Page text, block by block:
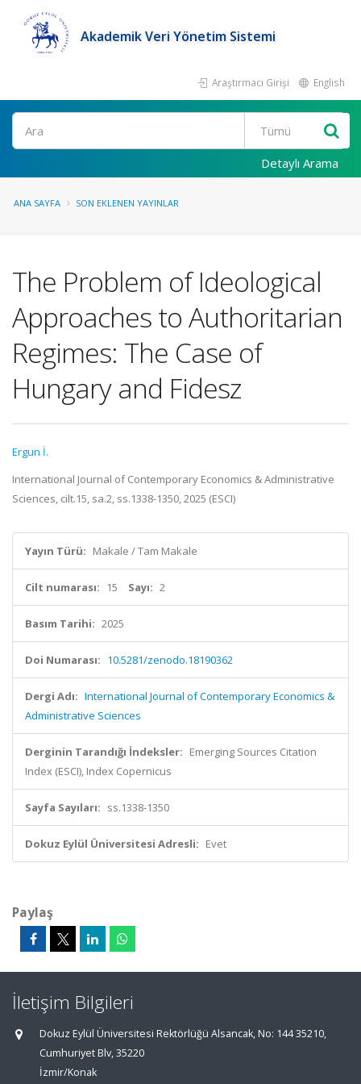
Akademik Veri Yönetim Sistemi
Araştırmacı Girişi English
Ara
Detaylı Arama
ANA SAYFA SON EKLENEN YAYINLAR
The Problem of Ideological
Approaches to Authoritarian
Regimes: The Case of
Hungary and Fidesz
Ergun İ.
International Journal of Contemporary Economics & Administrative
Sciences, cilt.15, sa.2, ss.1338-1350, 2025 (ESCI)
Yayın Türü: Makale / Tam Makale
Cilt numarası: 15 Sayı: 2
Basım Tarihi: 2025
Doi Numarası: 10.5281/zenodo.18190362
Dergi Adı: International Journal of Contemporary Economics &
Administrative Sciences
Derginin Tarandığı İndeksler: Emerging Sources Citation
Index (ESCI), Index Copernicus
Sayfa Sayıları: ss.1338-1350
Dokuz Eylül Üniversitesi Adresli: Evet
Paylaş
İletişim Bilgileri
Dokuz Eylül Üniversitesi Rektörlüğü Alsancak, No: 144 35210,
Cumhuriyet Blv, 35220
İzmir/Konak